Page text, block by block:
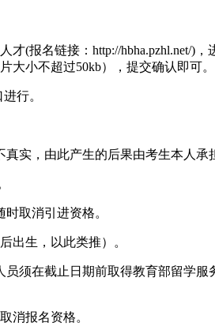
(报名链接：http://hbha.pzhl.net/)，
小不超过50kb），提交确认即可。
行。
实，由此产生的后果由考生本人承
取消引进资格。
出生，以此类推）。
须在截止日期前取得教育部留学服
消报名资格。